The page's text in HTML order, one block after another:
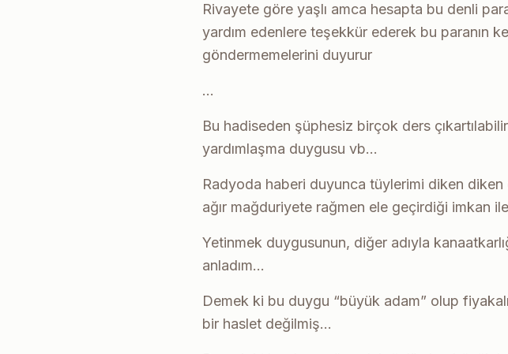
Rivayete göre yaşlı amca hesapta bu denli
yardım edenlere teşekkür ederek bu paranın
göndermemelerini duyurur
…
Bu hadiseden şüphesiz birçok ders
yardımlaşma duygusu vb…
Radyoda haberi duyunca tüylerimi diken diken
ağır mağduriyete rağmen ele geçirdiği imkan
Yetinmek duygusunun, diğer adıyla
anladım…
Demek ki bu duygu “büyük adam” olup
bir haslet değilmiş…